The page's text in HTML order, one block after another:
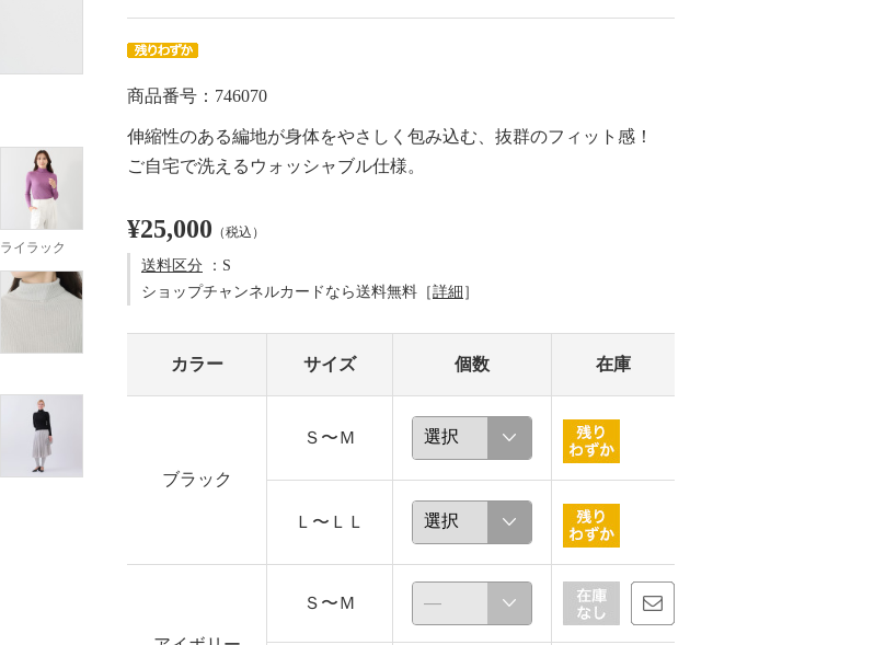
ライラック
商品番号：746070
伸縮性のある編地が身体をやさしく包み込む、抜群のフィット感！
ご自宅で洗えるウォッシャブル仕様。
¥25,000 （税込）
送料区分 ：S
ショップチャンネルカードなら送料無料［詳細 ］
カラー サイズ 個数 在庫
ブラック
Ｓ〜Ｍ
Ｌ〜ＬＬ
Ｓ〜Ｍ